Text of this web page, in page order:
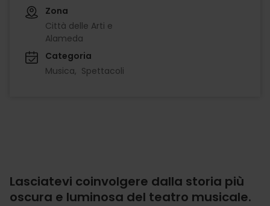
Zona
Città delle Arti e
Alameda
Categoria
Musica
Spettacoli
Lasciatevi coinvolgere dalla storia più
oscura e luminosa del teatro musicale.